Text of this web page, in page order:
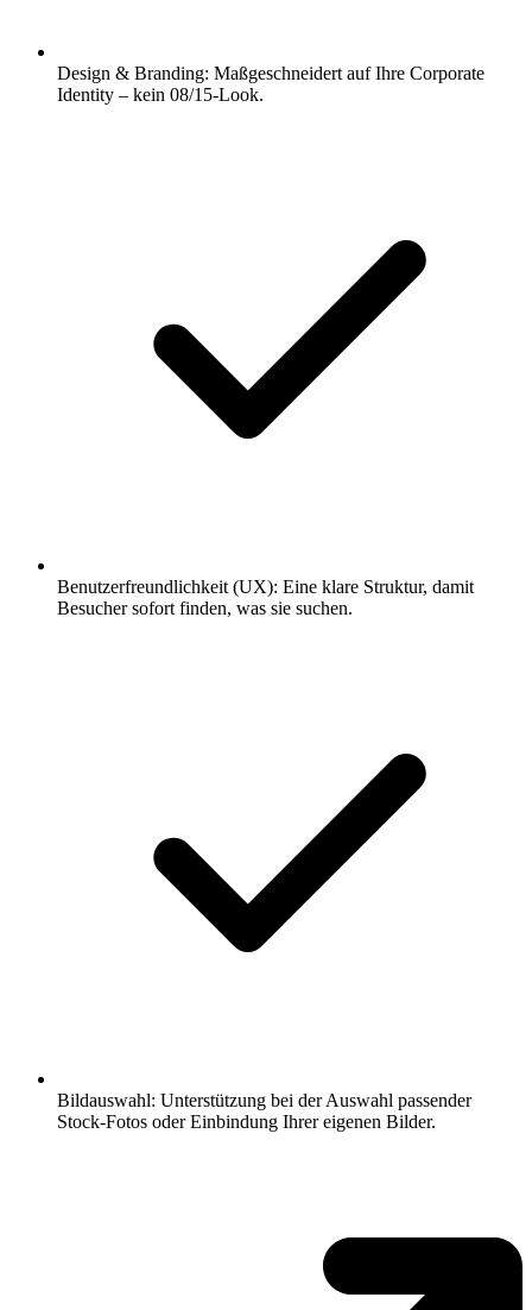
Design & Branding: Maßgeschneidert auf Ihre Corporate
Identity – kein 08/15-Look.
Benutzerfreundlichkeit (UX): Eine klare Struktur, damit
Besucher sofort finden, was sie suchen.
Bildauswahl: Unterstützung bei der Auswahl passender
Stock-Fotos oder Einbindung Ihrer eigenen Bilder.